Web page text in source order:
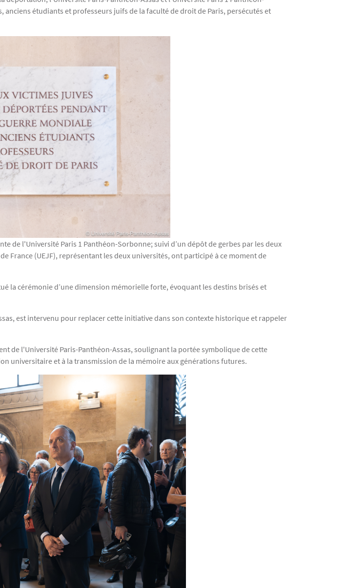
étudiants et professeurs juifs de la faculté de droit de Paris, persécutés et
de l'Université Paris 1 Panthéon-Sorbonne; suivi d’un dépôt de gerbes par les deux
France (UEJF), représentant les deux universités, ont participé à ce moment de
la cérémonie d’une dimension mémorielle forte, évoquant les destins brisés et
est intervenu pour replacer cette initiative dans son contexte historique et rappeler
de l'Université Paris-Panthéon-Assas, soulignant la portée symbolique de cette
universitaire et à la transmission de la mémoire aux générations futures.